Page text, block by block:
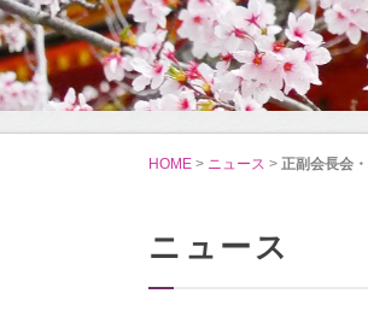
HOME > ニュース > 正副会長会
ニュース